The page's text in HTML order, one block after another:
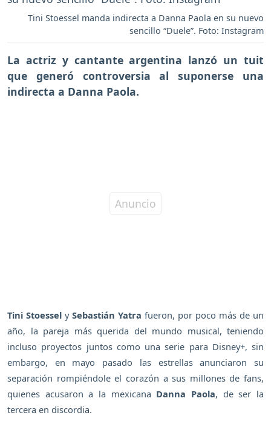
Tini Stoessel manda indirecta a Danna Paola en su nuevo
sencillo “Duele”. Foto: Instagram
La actriz y cantante argentina lanzó un tuit
que generó controversia al suponerse una
indirecta a Danna Paola.
Tini Stoessel y Sebastián Yatra fueron, por poco más de un
año, la pareja más querida del mundo musical, teniendo
incluso proyectos juntos como una serie para Disney+, sin
embargo, en mayo pasado las estrellas anunciaron su
separación rompiéndole el corazón a sus millones de fans,
quienes acusaron a la mexicana Danna Paola, de ser la
tercera en discordia.